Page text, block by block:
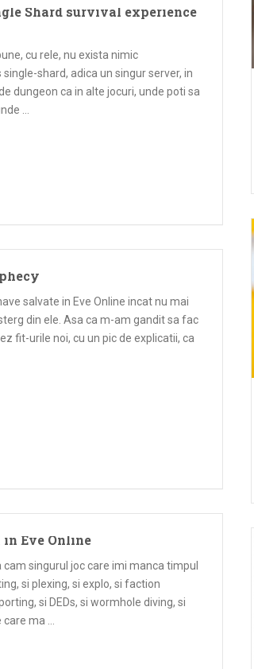
Shard survival experience
cu rele, nu exista nimic
shard, adica un singur server, in
dungeon ca in alte jocuri, unde poti sa
…
salvate in Eve Online incat nu mai
din ele. Asa ca m-am gandit sa fac
fit-urile noi, cu un pic de explicatii, ca
in Eve Online
cam singurul joc care imi manca timpul
si plexing, si explo, si faction
si DEDs, si wormhole diving, si
ma …